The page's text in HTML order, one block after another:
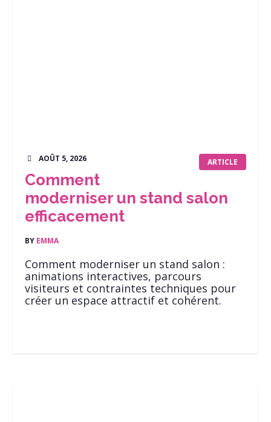
ARTICLE
AOÛT 5, 2026
Comment
moderniser un stand salon
efficacement
BY EMMA
Comment moderniser un stand salon :
animations interactives, parcours
visiteurs et contraintes techniques pour
créer un espace attractif et cohérent.